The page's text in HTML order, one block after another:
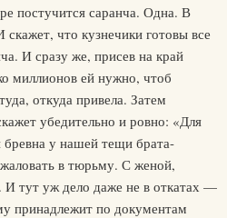
постучится саранча. Одна. В
что кузнечики готовы все
И сразу же, присев на край
миллионов ей нужно, чтоб
откуда привела. Затем
убедительно и ровно: «Для
у нашей тещи брата-
в тюрьму. С женой,
тут уж дело даже не в откатах —
принадлежит по документам